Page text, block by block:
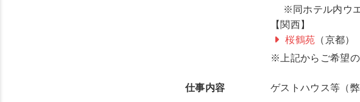
※同ホテル内ウエ
【関西】
桜鶴苑 （京都）
※上記からご希望の
仕事内容
ゲストハウス等（